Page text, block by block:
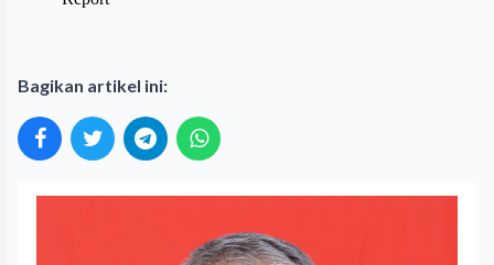
Bagikan artikel ini: